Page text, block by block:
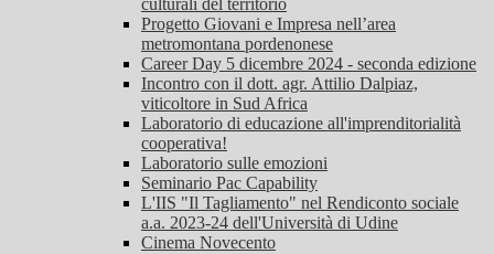
culturali del territorio
Progetto Giovani e Impresa nell’area
metromontana pordenonese
Career Day 5 dicembre 2024 - seconda edizione
Incontro con il dott. agr. Attilio Dalpiaz,
viticoltore in Sud Africa
Laboratorio di educazione all'imprenditorialità
cooperativa!
Laboratorio sulle emozioni
Seminario Pac Capability
L'IIS "Il Tagliamento" nel Rendiconto sociale
a.a. 2023-24 dell'Università di Udine
Cinema Novecento